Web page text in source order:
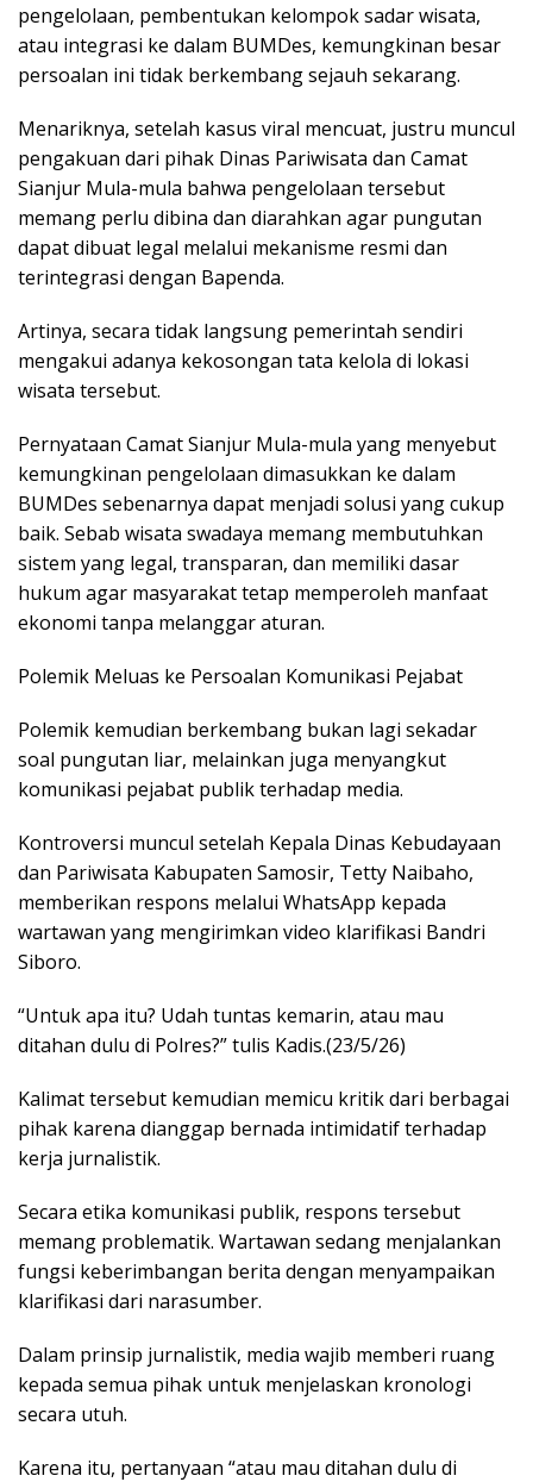
pengelolaan, pembentukan kelompok sadar wisata,
atau integrasi ke dalam BUMDes, kemungkinan besar
persoalan ini tidak berkembang sejauh sekarang.
Menariknya, setelah kasus viral mencuat, justru muncul
pengakuan dari pihak Dinas Pariwisata dan Camat
Sianjur Mula-mula bahwa pengelolaan tersebut
memang perlu dibina dan diarahkan agar pungutan
dapat dibuat legal melalui mekanisme resmi dan
terintegrasi dengan Bapenda.
Artinya, secara tidak langsung pemerintah sendiri
mengakui adanya kekosongan tata kelola di lokasi
wisata tersebut.
Pernyataan Camat Sianjur Mula-mula yang menyebut
kemungkinan pengelolaan dimasukkan ke dalam
BUMDes sebenarnya dapat menjadi solusi yang cukup
baik. Sebab wisata swadaya memang membutuhkan
sistem yang legal, transparan, dan memiliki dasar
hukum agar masyarakat tetap memperoleh manfaat
ekonomi tanpa melanggar aturan.
Polemik Meluas ke Persoalan Komunikasi Pejabat
Polemik kemudian berkembang bukan lagi sekadar
soal pungutan liar, melainkan juga menyangkut
komunikasi pejabat publik terhadap media.
Kontroversi muncul setelah Kepala Dinas Kebudayaan
dan Pariwisata Kabupaten Samosir, Tetty Naibaho,
memberikan respons melalui WhatsApp kepada
wartawan yang mengirimkan video klarifikasi Bandri
Siboro.
“Untuk apa itu? Udah tuntas kemarin, atau mau
ditahan dulu di Polres?” tulis Kadis.(23/5/26)
Kalimat tersebut kemudian memicu kritik dari berbagai
pihak karena dianggap bernada intimidatif terhadap
kerja jurnalistik.
Secara etika komunikasi publik, respons tersebut
memang problematik. Wartawan sedang menjalankan
fungsi keberimbangan berita dengan menyampaikan
klarifikasi dari narasumber.
Dalam prinsip jurnalistik, media wajib memberi ruang
kepada semua pihak untuk menjelaskan kronologi
secara utuh.
Karena itu, pertanyaan “atau mau ditahan dulu di